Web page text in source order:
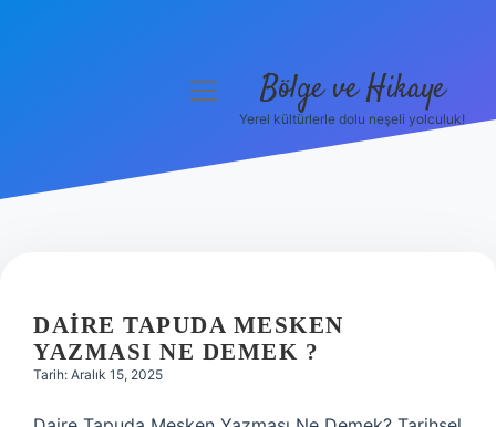
Hakkımızda
menüyü
Bölge ve Hikaye
Yerel kültürlerle dolu neşeli yolculuk!
DAIRE TAPUDA MESKEN
YAZMASI NE DEMEK ?
Tarih: Aralık 15, 2025